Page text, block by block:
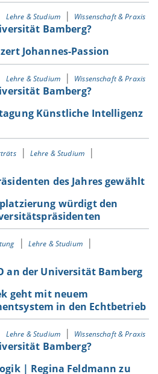
Lehre & Studium Wissenschaft & Praxis
Bamberg?
Johannes-Passion
Lehre & Studium Wissenschaft & Praxis
Bamberg?
Künstliche Intelligenz
Lehre & Studium
des Jahres gewählt
würdigt den
Lehre & Studium
an der Universität Bamberg
geht mit neuem
in den Echtbetrieb
Lehre & Studium Wissenschaft & Praxis
Bamberg?
| Regina Feldmann zu